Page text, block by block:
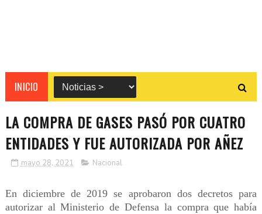
INICIO
LA COMPRA DE GASES PASÓ POR CUATRO
ENTIDADES Y FUE AUTORIZADA POR AÑEZ
mayo 28, 2021 Nacional
En diciembre de 2019 se aprobaron dos decretos para
autorizar al Ministerio de Defensa la compra que había